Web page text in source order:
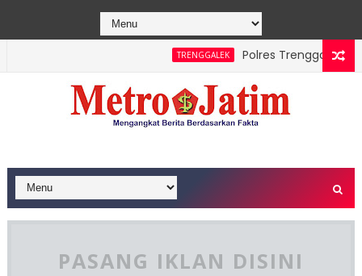
TRENGGALEK Polres Trenggalek
PASANG IKLAN DISINI